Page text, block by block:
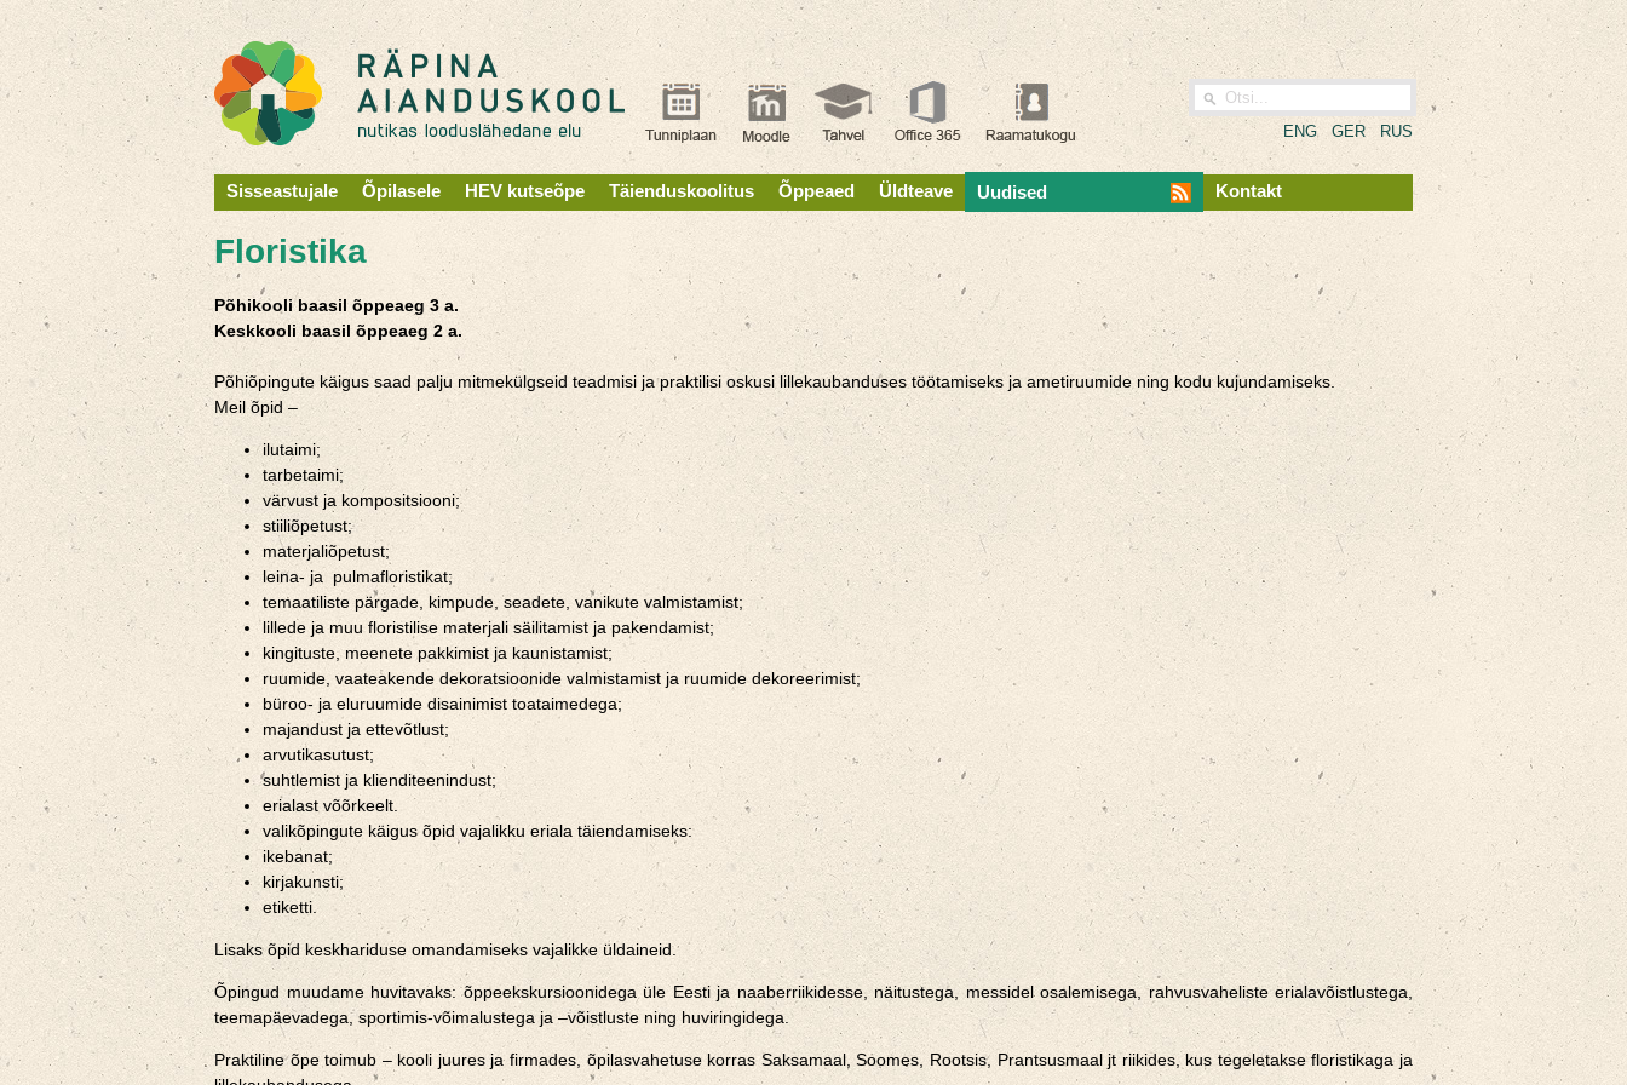
ENG GER RUS
Sisseastujale Õpilasele HEV kutseõpe Täienduskoolitus Õppeaed Üldteave Uudised Kontakt
Floristika
Põhikooli baasil õppeaeg 3 a.
Keskkooli baasil õppeaeg 2 a.
Põhiõpingute käigus saad palju mitmekülgseid teadmisi ja praktilisi oskusi lillekaubanduses töötamiseks ja ametiruumide ning kodu kujundamiseks.
Meil õpid –
ilutaimi;
tarbetaimi;
värvust ja kompositsiooni;
stiiliõpetust;
materjaliõpetust;
leina- ja pulmafloristikat;
temaatiliste pärgade, kimpude, seadete, vanikute valmistamist;
lillede ja muu floristilise materjali säilitamist ja pakendamist;
kingituste, meenete pakkimist ja kaunistamist;
ruumide, vaateakende dekoratsioonide valmistamist ja ruumide dekoreerimist;
büroo- ja eluruumide disainimist toataimedega;
majandust ja ettevõtlust;
arvutikasutust;
suhtlemist ja klienditeenindust;
erialast võõrkeelt.
valikõpingute käigus õpid vajalikku eriala täiendamiseks:
ikebanat;
kirjakunsti;
etiketti.
Lisaks õpid keskhariduse omandamiseks vajalikke üldaineid.
Õpingud muudame huvitavaks: õppeekskursioonidega üle Eesti ja naaberriikidesse, näitustega, messidel osalemisega, rahvusvaheliste erialavõistlustega,
teemapäevadega, sportimis-võimalustega ja –võistluste ning huviringidega.
Praktiline õpe toimub – kooli juures ja firmades, õpilasvahetuse korras Saksamaal, Soomes, Rootsis, Prantsusmaal jt riikides, kus tegeletakse floristikaga ja